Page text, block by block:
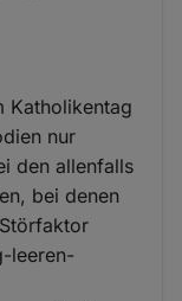
Katholikentag
nur
den allenfalls
bei denen
leeren-